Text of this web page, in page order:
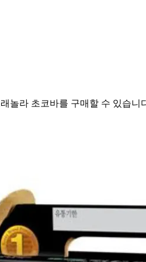
놀라 초코바를 구매할 수 있습니